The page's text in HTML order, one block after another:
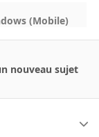
(Mobile)
nouveau sujet